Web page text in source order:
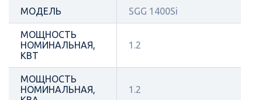
МОДЕЛЬ SGG 1400Si
МОЩНОСТЬ
НОМИНАЛЬНАЯ,
КВТ
1.2
МОЩНОСТЬ
НОМИНАЛЬНАЯ,
1.2